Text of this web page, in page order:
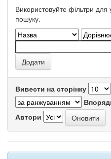
Використовуйте фільтри для
пошуку.
Вивести на сторінку
Автори